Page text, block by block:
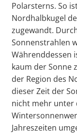
Polarsterns. So
Nordhalbkugel
zugewandt.
Sonnenstrahlen
Währenddessen
kaum der Sonne
der Region des
dieser Zeit der
nicht mehr unter
Jahreszeiten